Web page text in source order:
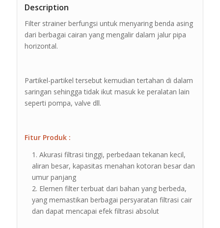
Description
Filter strainer berfungsi untuk menyaring benda asing
dari berbagai cairan yang mengalir dalam jalur pipa
horizontal.
Partikel-partikel tersebut kemudian tertahan di dalam
saringan sehingga tidak ikut masuk ke peralatan lain
seperti pompa, valve dll.
Fitur Produk :
Akurasi filtrasi tinggi, perbedaan tekanan kecil,
aliran besar, kapasitas menahan kotoran besar dan
umur panjang
Elemen filter terbuat dari bahan yang berbeda,
yang memastikan berbagai persyaratan filtrasi cair
dan dapat mencapai efek filtrasi absolut